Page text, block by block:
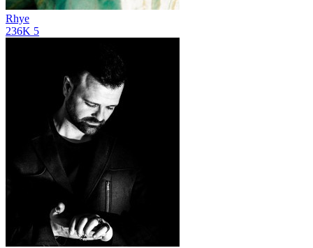
Rhye
236K 5